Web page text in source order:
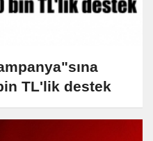
TL'lik destek